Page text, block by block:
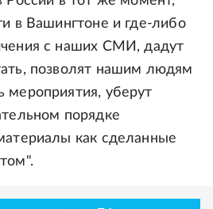
в Вашингтоне и где-либо
с наших СМИ, дадут
позволят нашим людям
мероприятия, уберут
порядке
как сделанные